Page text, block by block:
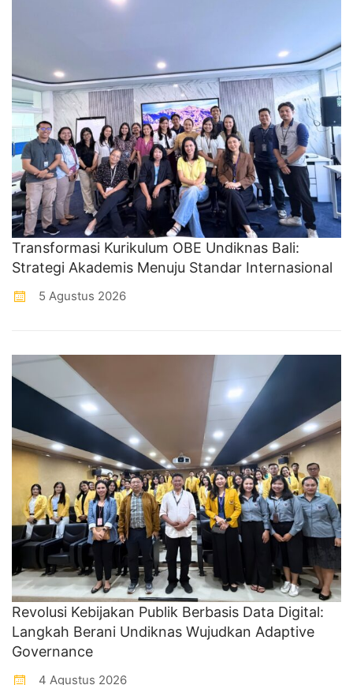
Transformasi Kurikulum OBE Undiknas Bali:
Strategi Akademis Menuju Standar Internasional
5 Agustus 2026
Revolusi Kebijakan Publik Berbasis Data Digital:
Langkah Berani Undiknas Wujudkan Adaptive
Governance
4 Agustus 2026